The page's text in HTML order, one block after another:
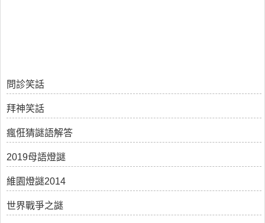
問診笑話
拜神笑話
瘋俇猜謎語解答
2019母語燈謎
維園燈謎2014
世界戰爭之謎